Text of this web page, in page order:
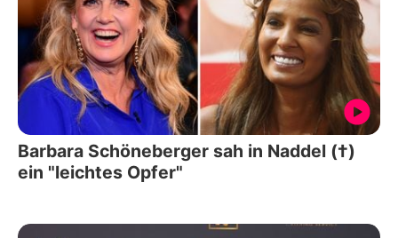
Barbara Schöneberger sah in Naddel (†)
ein "leichtes Opfer"